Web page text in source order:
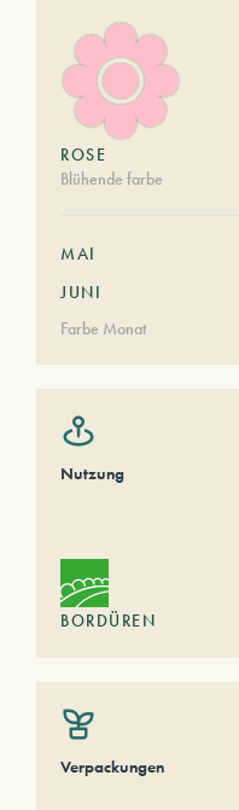
ROSE
Blühende farbe
MAI
JUNI
Farbe Monat
Nutzung
BORDÜREN
Verpackungen